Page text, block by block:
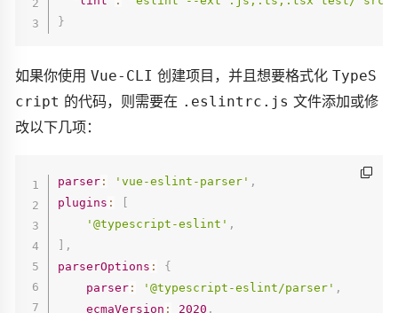
}
如果你使用 Vue-CLI 创建项目，并且想要格式化 TypeS
cript 的代码，则需要在 .eslintrc.js 文件添加或修
改以下几项：
parser : 'vue-eslint-parser' ,
plugins :
[
'@typescript-eslint' ,
] ,
parserOptions :
{
parser : '@typescript-eslint/parser' ,
ecmaVersion : 2020 ,